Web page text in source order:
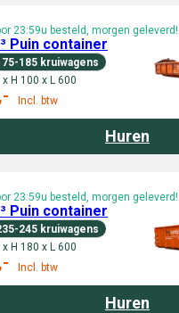
23:59u besteld, morgen geleverd!
185 kruiwagens
Puin container
x H 100 x L 600
Incl. btw
Huren
23:59u besteld, morgen geleverd!
245 kruiwagens
Puin container
x H 180 x L 600
Incl. btw
Huren